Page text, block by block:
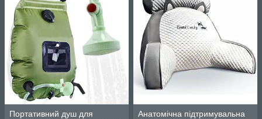
Портативний душ для
Анатомічна підтримувальна